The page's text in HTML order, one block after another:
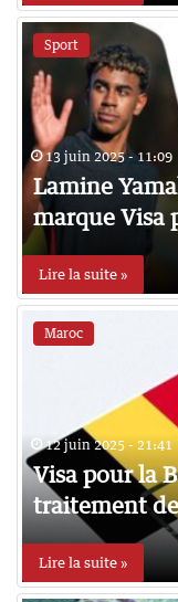
Sport
13 juin 2025 - 11:09
Lamine
marque Visa
Lire la suite »
Maroc
12 juin 2025 - 21:41
Visa pour la
traitement
Lire la suite »